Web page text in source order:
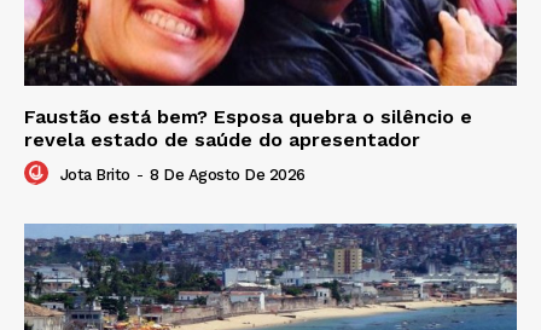
Faustão está bem? Esposa quebra o silêncio e
revela estado de saúde do apresentador
Jota Brito - 8 De Agosto De 2026